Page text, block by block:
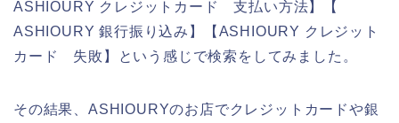
ASHIOURY クレジットカード 支払い方法】【
ASHIOURY 銀行振り込み】【ASHIOURY クレジット
カード 失敗】という感じで検索をしてみました。
その結果、ASHIOURYのお店でクレジットカードや銀